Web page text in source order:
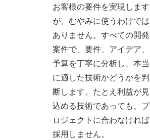
お客様の要件を実現します
が、むやみに使うわけでは
ありません。すべての開発
案件で、要件、アイデア、
予算を丁寧に分析し、本当
に適した技術かどうかを判
断します。たとえ利益が見
込める技術であっても、プ
ロジェクトに合わなければ
採用しません。